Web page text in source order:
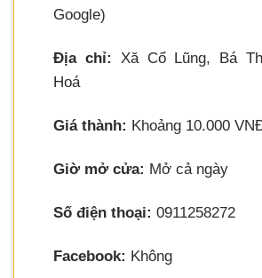
Google)
Địa chỉ: Xă Cổ Lũng, Bá
Hoá
Giá thành: Khoảng 10.000
Giờ mở cửa: Mở cả ngày
Số điện thoại: 0911258272
Facebook: Không